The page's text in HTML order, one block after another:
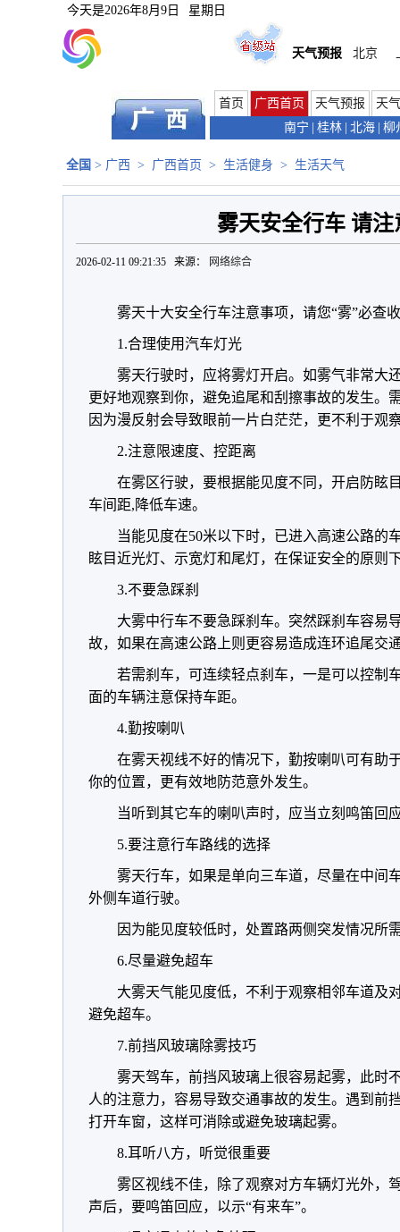
今天是2026年8月9日 星期日
天气预报 北京
首页 广西首页 天气预报
天
南宁
桂林 北海 柳
全国 > 广西 > 广西首页 > 生活健身 > 生活天气
雾天安全行车 请注
2026-02-11 09:21:35 来源： 网络综合
雾天十大安全行车注意事项，请您“雾”必查
1.合理使用汽车灯光
雾天行驶时，应将雾灯开启。如雾气非常大
更好地观察到你，避免追尾和刮擦事故的发生。
因为漫反射会导致眼前一片白茫茫，更不利于观
2.注意限速度、控距离
在雾区行驶，要根据能见度不同，开启防眩
车间距,降低车速。
当能见度在50米以下时，已进入高速公路的
眩目近光灯、示宽灯和尾灯，在保证安全的原则
3.不要急踩刹
大雾中行车不要急踩刹车。突然踩刹车容易
故，如果在高速公路上则更容易造成连环追尾交
若需刹车，可连续轻点刹车，一是可以控制
面的车辆注意保持车距。
4.勤按喇叭
在雾天视线不好的情况下，勤按喇叭可有助
你的位置，更有效地防范意外发生。
当听到其它车的喇叭声时，应当立刻鸣笛回
5.要注意行车路线的选择
雾天行车，如果是单向三车道，尽量在中间
外侧车道行驶。
因为能见度较低时，处置路两侧突发情况所
6.尽量避免超车
大雾天气能见度低，不利于观察相邻车道及
避免超车。
7.前挡风玻璃除雾技巧
雾天驾车，前挡风玻璃上很容易起雾，此时
人的注意力，容易导致交通事故的发生。遇到前
打开车窗，这样可消除或避免玻璃起雾。
8.耳听八方，听觉很重要
雾区视线不佳，除了观察对方车辆灯光外，
声后，要鸣笛回应，以示“有来车”。